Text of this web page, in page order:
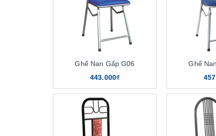
Ghế Nan Gấp G06
443.000₫
Ghế